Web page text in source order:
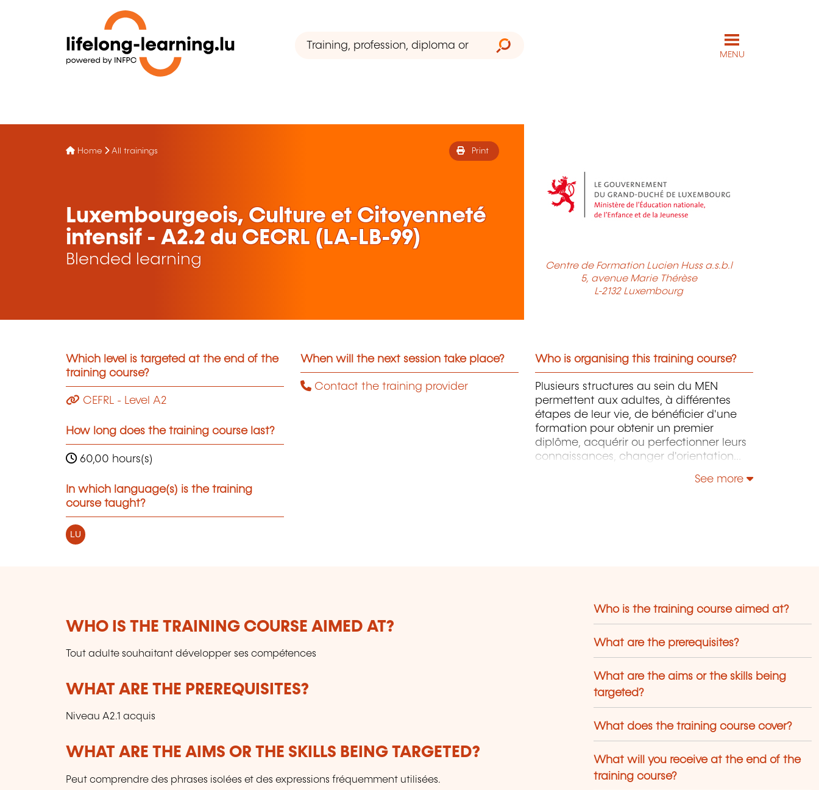
MENU
Home All trainings Print
Luxembourgeois, Culture et Citoyenneté
intensif - A2.2 du CECRL (LA-LB-99)
Blended learning
Centre de Formation Lucien Huss a.s.b.l
5, avenue Marie Thérèse
L-2132 Luxembourg
Which level is targeted at the end of the
training course?
CEFRL - Level A2
How long does the training course last?
60,00 hours(s)
In which language(s) is the training
course taught?
LU
When will the next session take place?
Contact the training provider
Who is organising this training course?
Plusieurs structures au sein du MEN
permettent aux adultes, à différentes
étapes de leur vie, de bénéficier d'une
formation pour obtenir un premier
diplôme, acquérir ou perfectionner leurs
connaissances, changer d'orientation
technologies, enrichir leur culture
See more
WHO IS THE TRAINING COURSE AIMED AT?
Tout adulte souhaitant développer ses compétences
WHAT ARE THE PREREQUISITES?
Niveau A2.1 acquis
WHAT ARE THE AIMS OR THE SKILLS BEING TARGETED?
Peut comprendre des phrases isolées et des expressions fréquemment utilisées.
Who is the training course aimed at?
What are the prerequisites?
What are the aims or the skills being
targeted?
What does the training course cover?
What will you receive at the end of the
training course?